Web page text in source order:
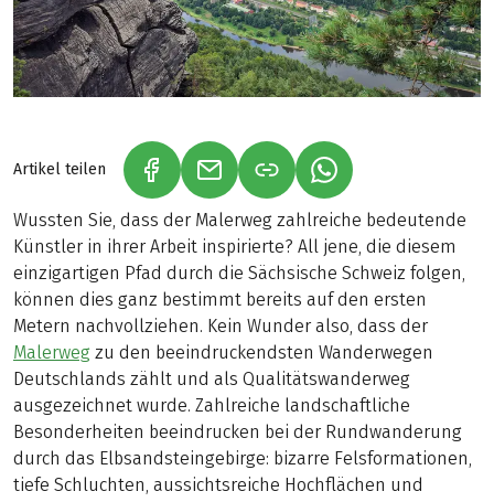
Artikel teilen (LINK ÖFFNET IN NEUEM TAB)
(LINK ÖFFNET IN NEUEM TAB)
(LINK ÖFFNET IN
Wussten Sie, dass der Malerweg zahlreiche bedeutende
Künstler in ihrer Arbeit inspirierte? All jene, die diesem
einzigartigen Pfad durch die Sächsische Schweiz folgen,
können dies ganz bestimmt bereits auf den ersten
Metern nachvollziehen. Kein Wunder also, dass der
Malerweg zu den beeindruckendsten Wanderwegen
Deutschlands zählt und als Qualitätswanderweg
ausgezeichnet wurde. Zahlreiche landschaftliche
Besonderheiten beeindrucken bei der Rundwanderung
durch das Elbsandsteingebirge: bizarre Felsformationen,
tiefe Schluchten, aussichtsreiche Hochflächen und